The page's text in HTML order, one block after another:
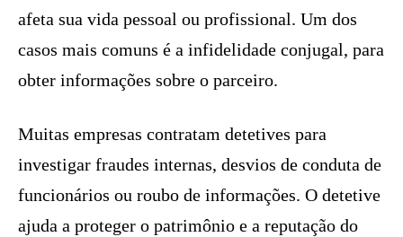
afeta sua vida pessoal ou profissional. Um dos
casos mais comuns é a infidelidade conjugal, para
obter informações sobre o parceiro.
Muitas empresas contratam detetives para
investigar fraudes internas, desvios de conduta de
funcionários ou roubo de informações. O detetive
ajuda a proteger o patrimônio e a reputação do